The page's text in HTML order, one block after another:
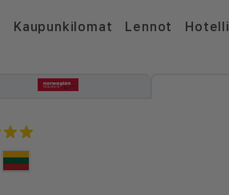
Kaupunkilomat Lennot Hotelli